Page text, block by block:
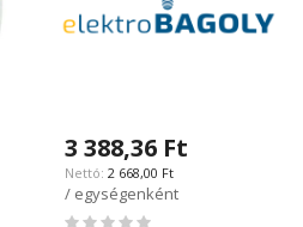
3 388,36 Ft
2 668,00 Ft
/ egységenként
Rating: